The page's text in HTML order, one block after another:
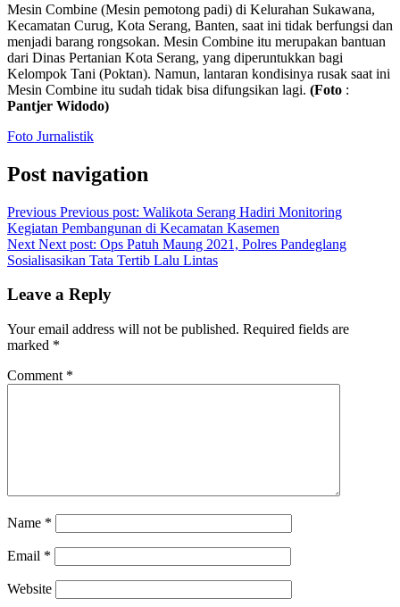
Mesin Combine (Mesin pemotong padi) di Kelurahan Sukawana,
Kecamatan Curug, Kota Serang, Banten, saat ini tidak berfungsi dan
menjadi barang rongsokan. Mesin Combine itu merupakan bantuan
dari Dinas Pertanian Kota Serang, yang diperuntukkan bagi
Kelompok Tani (Poktan). Namun, lantaran kondisinya rusak saat ini
Mesin Combine itu sudah tidak bisa difungsikan lagi. (Foto :
Pantjer Widodo)
Foto Jurnalistik
Post navigation
Previous Previous post: Walikota Serang Hadiri Monitoring
Kegiatan Pembangunan di Kecamatan Kasemen
Next Next post: Ops Patuh Maung 2021, Polres Pandeglang
Sosialisasikan Tata Tertib Lalu Lintas
Leave a Reply
Your email address will not be published. Required fields are
marked *
Comment *
Name *
Email *
Website